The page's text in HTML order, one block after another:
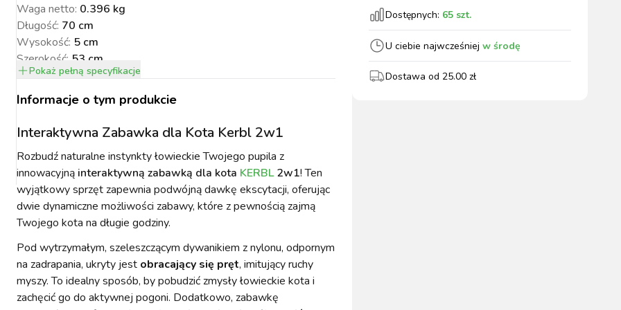
I
ARTYKUŁY
DLA
PAKUJEMY SIĘ NA
MUCHY W STAJNI.
POMIAROWE
wszystkie
Waga netto: 0.396 kg
Długość: 70 cm
Wysokość: 5 cm
Szerokość: 53 cm
Pokaż pełną specyfikacje
Informacje o tym produkcie
Interaktywna Zabawka dla Kota Kerbl 2w1
Rozbudź naturalne instynkty łowieckie Twojego pupila z
innowacyjną interaktywną zabawką dla kota KERBL2w1! Ten
wyjątkowy sprzęt zapewnia podwójną dawkę ekscytacji, oferując
dwie dynamiczne możliwości zabawy, które z pewnością zajmą
Twojego kota na długie godziny.
Pod wytrzymałym, szeleszczącym dywanikiem z nylonu, odpornym
na zadrapania, ukryty jest obracający się pręt, imitujący ruchy
myszy. To idealny sposób, by pobudzić zmysły łowieckie kota i
zachęcić go do aktywnej pogoni. Dodatkowo, zabawkę
Dostępnych: 65 szt.
U ciebie najwcześniej w środę
Dostawa od 25.00 zł